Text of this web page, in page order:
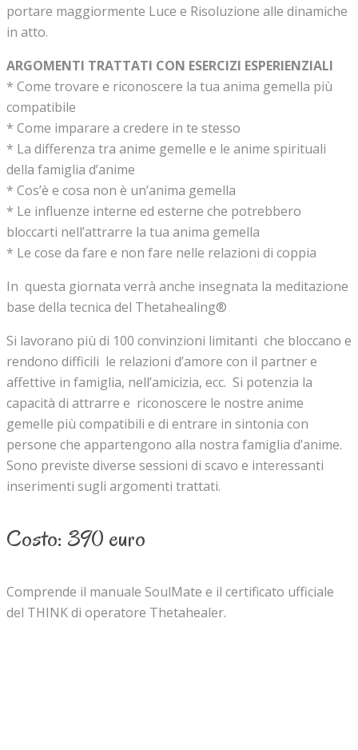
portare maggiormente Luce e Risoluzione alle dinamiche
in atto.
ARGOMENTI TRATTATI CON ESERCIZI ESPERIENZIALI
* Come trovare e riconoscere la tua anima gemella più
compatibile
* Come imparare a credere in te stesso
* La differenza tra anime gemelle e le anime spirituali
della famiglia d’anime
* Cos’è e cosa non è un’anima gemella
* Le influenze interne ed esterne che potrebbero
bloccarti nell’attrarre la tua anima gemella
* Le cose da fare e non fare nelle relazioni di coppia
In questa giornata verrà anche insegnata la meditazione
base della tecnica del Thetahealing®
Si lavorano più di 100 convinzioni limitanti che bloccano e
rendono difficili le relazioni d’amore con il partner e
affettive in famiglia, nell’amicizia, ecc. Si potenzia la
capacità di attrarre e riconoscere le nostre anime
gemelle più compatibili e di entrare in sintonia con
persone che appartengono alla nostra famiglia d’anime.
Sono previste diverse sessioni di scavo e interessanti
inserimenti sugli argomenti trattati.
Costo: 390 euro
Comprende il manuale SoulMate e il certificato ufficiale
del THINK di operatore Thetahealer.